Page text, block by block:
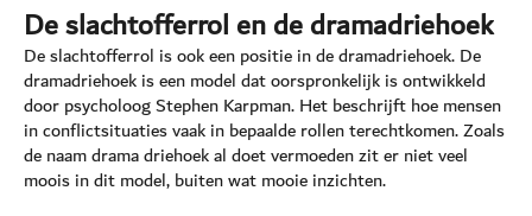
De slachtofferrol en de dramadriehoek
De slachtofferrol is ook een positie in de dramadriehoek. De
dramadriehoek is een model dat oorspronkelijk is ontwikkeld
door psycholoog Stephen Karpman. Het beschrijft hoe mensen
in conflictsituaties vaak in bepaalde rollen terechtkomen. Zoals
de naam drama driehoek al doet vermoeden zit er niet veel
moois in dit model, buiten wat mooie inzichten.